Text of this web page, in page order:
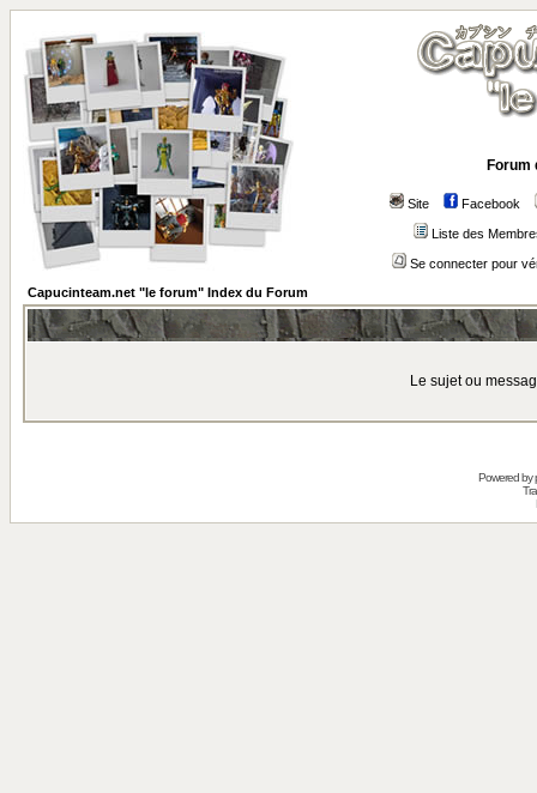
Forum
Site Facebook
Liste des
Se connecter pour
Capucinteam.net "le forum" Index du Forum
Le sujet ou
Powered by